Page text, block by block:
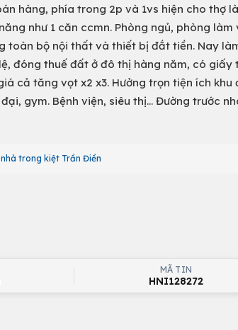
hàng, phía trong 2p và 1vs hiện cho thợ
như 1 căn ccmn. Phòng ngủ, phòng làm
toàn bộ nội thất và thiết bị đắt tiền. Nay
đóng thuế đất ở đô thị hàng năm, có giấy
cả tăng vọt x2 x3. Hưởng trọn tiện ích khu
gym. Bệnh viện, siêu thị... Đường trước
trong kiệt Trần Điền
MÃ TIN
HNI128272